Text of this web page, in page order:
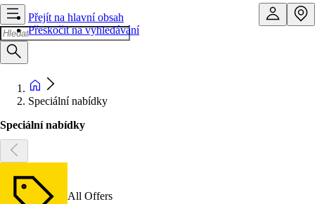
Přejít na hlavní obsah
Přeskočit na vyhledávání
Speciální nabídky
Speciální nabídky
All Offers